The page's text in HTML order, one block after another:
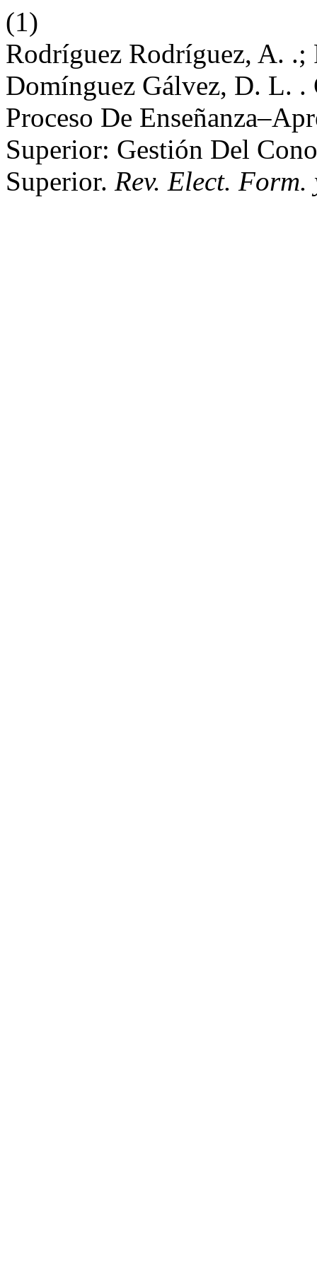
(1)
Rodríguez Rodríguez, A. .;
Domínguez Gálvez, D. L.
Proceso De
Superior: Gestión Del
Superior. Rev. Elect.